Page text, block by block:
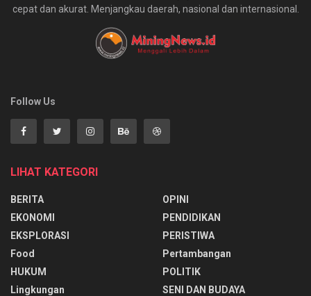
cepat dan akurat. Menjangkau daerah, nasional dan internasional.
Follow Us
LIHAT KATEGORI
BERITA
EKONOMI
EKSPLORASI
Food
HUKUM
Lingkungan
OPINI
PENDIDIKAN
PERISTIWA
Pertambangan
POLITIK
SENI DAN BUDAYA